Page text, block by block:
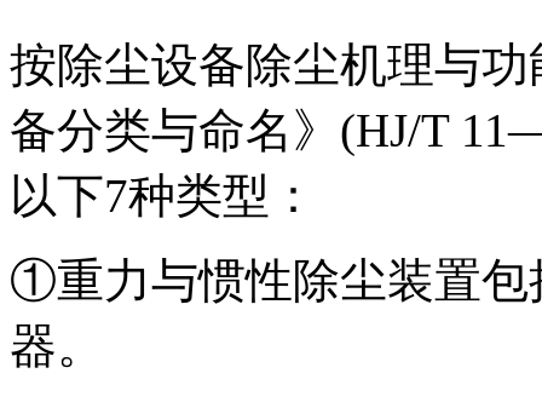
按除尘设备除尘机理与
备分类与命名》(HJ/T
以下7种类型：
①重力与惯性除尘装置包
器。